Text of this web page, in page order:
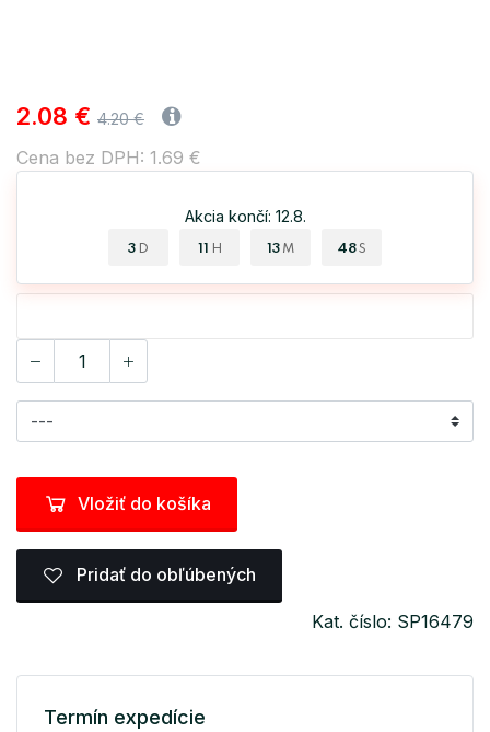
2.08 € 4.20 €
Cena bez DPH: 1.69 €
Akcia končí: 12.8.
3 D 11 H 13 M 47 S
Vložiť do košíka
Pridať do obľúbených
Kat. číslo: SP16479
Termín expedície